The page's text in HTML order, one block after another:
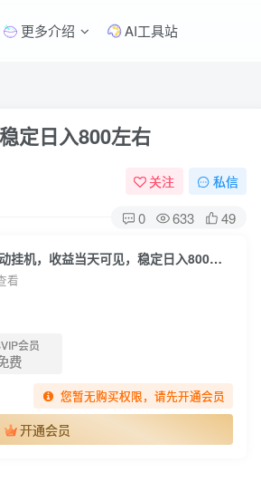
更多介绍 AI工具站
定日入800左右
关注 私信
0 633 49
（9997期）腾讯小程序全自动挂机，收益当天可见，稳定日入800左右
看
会员
费
您暂无购买权限，请先开通会员
开通会员